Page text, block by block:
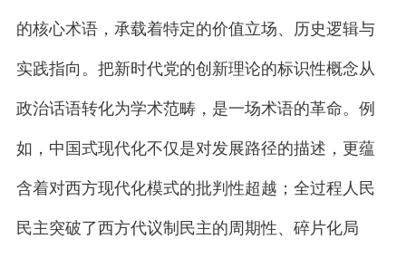
的核心术语，承载着特定的价值立场、历史逻辑与
实践指向。把新时代党的创新理论的标识性概念从
政治话语转化为学术范畴，是一场术语的革命。例
如，中国式现代化不仅是对发展路径的描述，更蕴
含着对西方现代化模式的批判性超越；全过程人民
民主突破了西方代议制民主的周期性、碎片化局